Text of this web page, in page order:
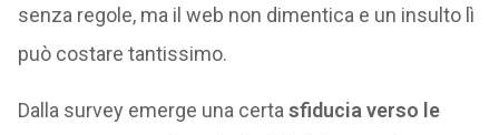
senza regole, ma il web non dimentica e un insulto lì
può costare tantissimo.
Dalla survey emerge una certa sfiducia verso le